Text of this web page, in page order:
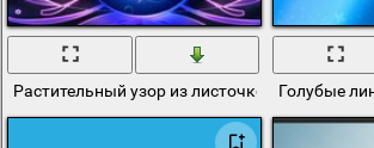
Растительный узор из листочком иГолубые